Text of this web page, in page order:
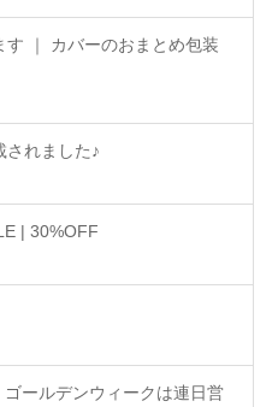
｜ カバーのおまとめ包装
されました♪
| 30%OFF
ールデンウィークは連日営